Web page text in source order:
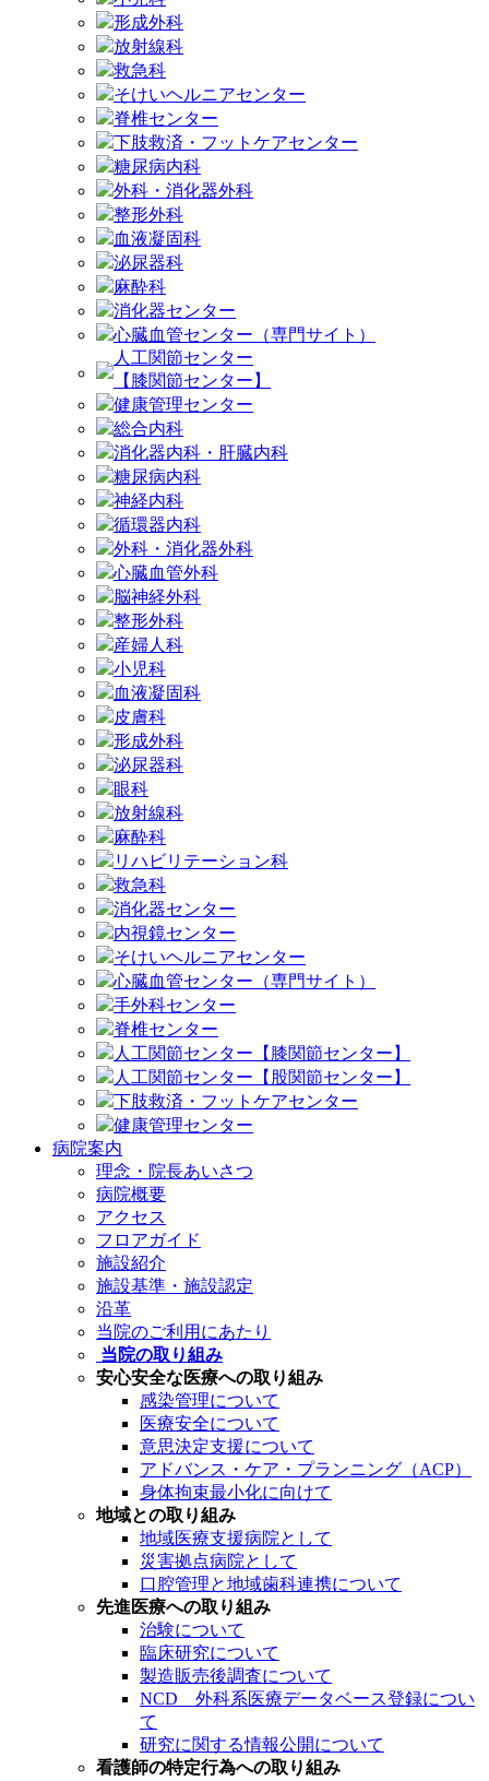
形成外科
放射線科
救急科
そけいヘルニアセンター
脊椎センター
下肢救済・フットケアセンター
糖尿病内科
外科・消化器外科
整形外科
血液凝固科
泌尿器科
麻酔科
消化器センター
心臓血管センター（専門サイト）
人工関節センター
【膝関節センター】
健康管理センター
総合内科
消化器内科・肝臓内科
糖尿病内科
神経内科
循環器内科
外科・消化器外科
心臓血管外科
脳神経外科
整形外科
産婦人科
小児科
血液凝固科
皮膚科
形成外科
泌尿器科
眼科
放射線科
麻酔科
リハビリテーション科
救急科
消化器センター
内視鏡センター
そけいヘルニアセンター
心臓血管センター（専門サイト）
手外科センター
脊椎センター
人工関節センター【膝関節センター】
人工関節センター【股関節センター】
下肢救済・フットケアセンター
健康管理センター
病院案内
理念・院長あいさつ
病院概要
アクセス
フロアガイド
施設紹介
施設基準・施設認定
沿革
当院のご利用にあたり
当院の取り組み
安心安全な医療への取り組み
感染管理について
医療安全について
意思決定支援について
アドバンス・ケア・プランニング（ACP）
身体拘束最小化に向けて
地域との取り組み
地域医療支援病院として
災害拠点病院として
口腔管理と地域歯科連携について
先進医療への取り組み
治験について
臨床研究について
製造販売後調査について
NCD 外科系医療データベース登録につい
て
研究に関する情報公開について
看護師の特定行為への取り組み